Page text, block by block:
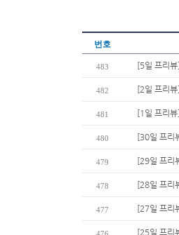
번호
483 [5일 프리
482 [2일 프리
481 [1일 프리
480 [30일 프리
479 [29일 프리
478 [28일 프리
477 [27일 프리
[25일 프리